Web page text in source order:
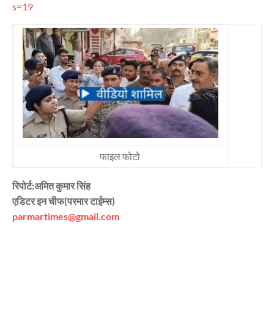
s=19
फाइल फोटो
रिपोर्ट:अमित कुमार सिंह
एडिटर इन चीफ(परमार टाईम्स)
parmartimes@gmail.com